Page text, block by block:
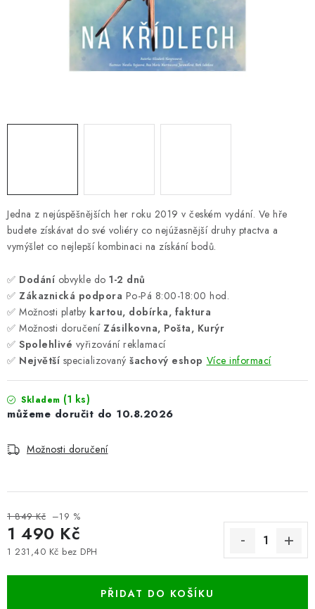
ŠACHOVÝ MERCH
Jedna z nejúspěšnějších her roku 2019 v českém vydání. Ve hře
budete získávat do své voliéry co nejúžasnější druhy ptactva a
vymýšlet co nejlepší kombinaci na získání bodů.
✅ Dodání obvykle do 1-2 dnů
✅ Zákaznická podpora Po-Pá 8:00-18:00 hod.
✅ Možnosti platby kartou, dobírka, faktura
✅ Možnosti doručení Zásilkovna, Pošta, Kurýr
✅ Spolehlivé vyřizování reklamací
✅ Největší specializovaný šachový eshop Více informací
Skladem (1 ks)
10.8.2026
Možnosti doručení
1 849 Kč –19 %
1 490 Kč
1 231,40 Kč bez DPH
PŘIDAT DO KOŠÍKU